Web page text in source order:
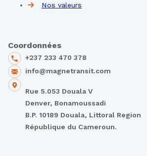
Nos valeurs
Coordonnées
+237 233 470 378
info@magnetransit.com
Rue 5.053 Douala V
Denver, Bonamoussadi
B.P. 10189 Douala, Littoral Region
République du Cameroun.